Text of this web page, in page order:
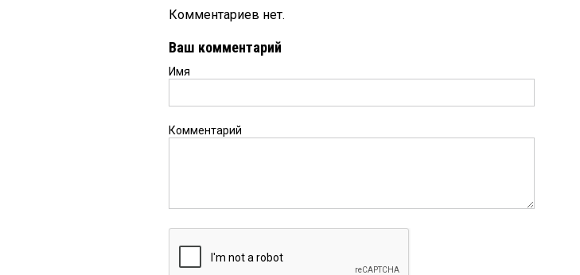
Комментариев нет.
Ваш комментарий
Имя
Комментарий